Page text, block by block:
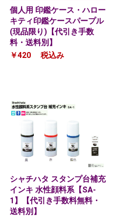
個人用 印鑑ケース・ハロー
キティ印鑑ケースパープル
(現品限り)【代引き手数
料・送料別】
￥420
税込み
シャチハタ スタンプ台補充
インキ 水性顔料系【SA-
1】【代引き手数料無料・
送料別】